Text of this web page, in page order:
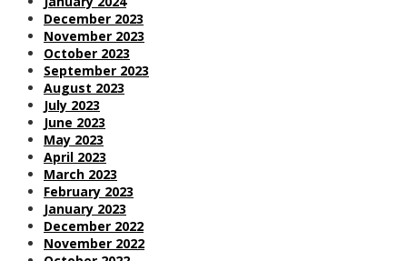
December 2023
November 2023
October 2023
September 2023
August 2023
July 2023
June 2023
May 2023
April 2023
March 2023
February 2023
January 2023
December 2022
November 2022